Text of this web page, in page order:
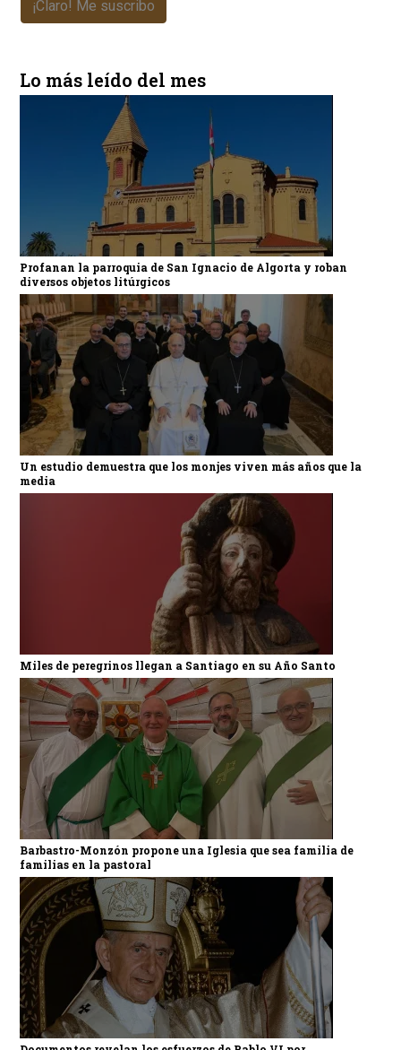
¡Claro! Me suscribo
Lo más leído del mes
Profanan la parroquia de San Ignacio de Algorta y roban
diversos objetos litúrgicos
Un estudio demuestra que los monjes viven más años que la
media
Miles de peregrinos llegan a Santiago en su Año Santo
Barbastro-Monzón propone una Iglesia que sea familia de
familias en la pastoral